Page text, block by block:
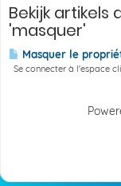
Bekijk artikels
'masquer'
Masquer le
Se connecter à l'espace